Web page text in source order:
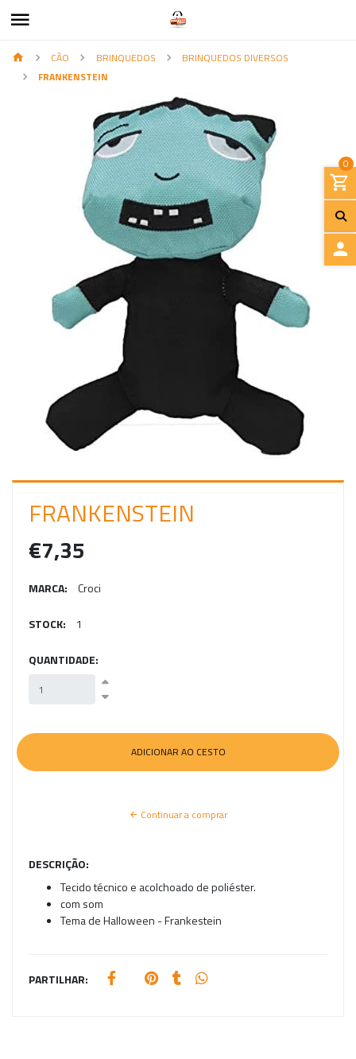
0
CÃO BRINQUEDOS
BRINQUEDOS DIVERSOS
FRANKENSTEIN
FRANKENSTEIN
€7,35
MARCA: Croci
STOCK: 1
QUANTIDADE:
Continuar a comprar
DESCRIÇÃO:
Tecido técnico e acolchoado de poliéster.
com som
Tema de Halloween - Frankestein
PARTILHAR: